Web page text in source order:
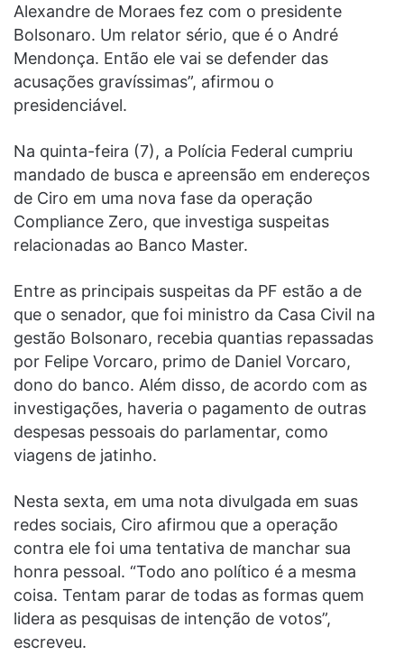
Alexandre de Moraes fez com o presidente
Bolsonaro. Um relator sério, que é o André
Mendonça. Então ele vai se defender das
acusações gravíssimas”, afirmou o
presidenciável.
Na quinta-feira (7), a Polícia Federal cumpriu
mandado de busca e apreensão em endereços
de Ciro em uma nova fase da operação
Compliance Zero, que investiga suspeitas
relacionadas ao Banco Master.
Entre as principais suspeitas da PF estão a de
que o senador, que foi ministro da Casa Civil na
gestão Bolsonaro, recebia quantias repassadas
por Felipe Vorcaro, primo de Daniel Vorcaro,
dono do banco. Além disso, de acordo com as
investigações, haveria o pagamento de outras
despesas pessoais do parlamentar, como
viagens de jatinho.
Nesta sexta, em uma nota divulgada em suas
redes sociais, Ciro afirmou que a operação
contra ele foi uma tentativa de manchar sua
honra pessoal. “Todo ano político é a mesma
coisa. Tentam parar de todas as formas quem
lidera as pesquisas de intenção de votos”,
escreveu.